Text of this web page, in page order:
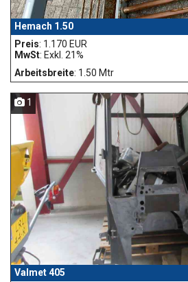
Hemach 1.50
Preis: 1.170 EUR
MwSt: Exkl. 21%
Arbeitsbreite: 1.50 Mtr
1
Valmet 405